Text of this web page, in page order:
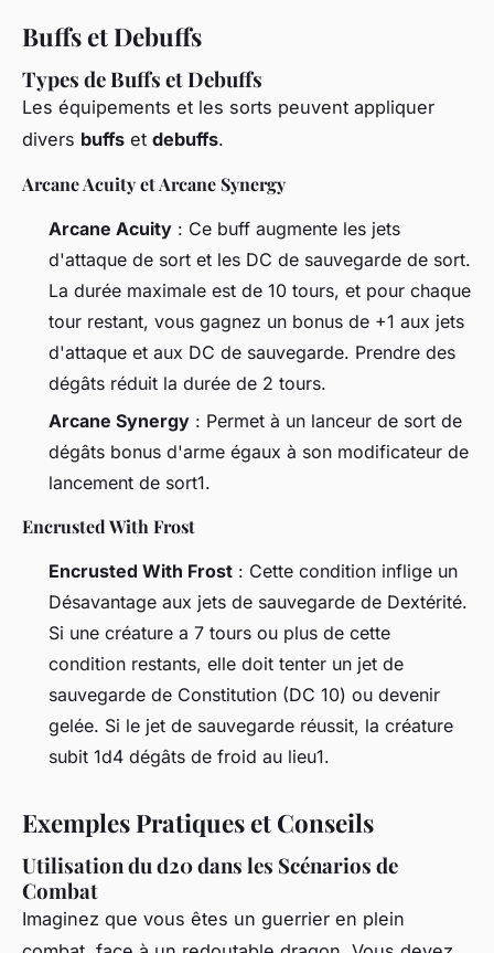
Buffs et Debuffs
Types de Buffs et Debuffs
Les équipements et les sorts peuvent appliquer
divers buffs et debuffs.
Arcane Acuity et Arcane Synergy
Arcane Acuity : Ce buff augmente les jets
d'attaque de sort et les DC de sauvegarde de sort.
La durée maximale est de 10 tours, et pour chaque
tour restant, vous gagnez un bonus de +1 aux jets
d'attaque et aux DC de sauvegarde. Prendre des
dégâts réduit la durée de 2 tours.
Arcane Synergy : Permet à un lanceur de sort de
dégâts bonus d'arme égaux à son modificateur de
lancement de sort1.
Encrusted With Frost
Encrusted With Frost : Cette condition inflige un
Désavantage aux jets de sauvegarde de Dextérité.
Si une créature a 7 tours ou plus de cette
condition restants, elle doit tenter un jet de
sauvegarde de Constitution (DC 10) ou devenir
gelée. Si le jet de sauvegarde réussit, la créature
subit 1d4 dégâts de froid au lieu1.
Exemples Pratiques et Conseils
Utilisation du d20 dans les Scénarios de
Combat
Imaginez que vous êtes un guerrier en plein